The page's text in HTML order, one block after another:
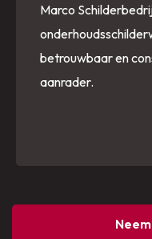
Marco
betrouwbaar en
aanrader.